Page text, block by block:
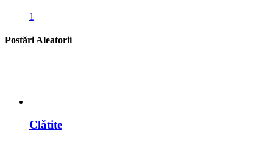
1
Postări Aleatorii
Clătite